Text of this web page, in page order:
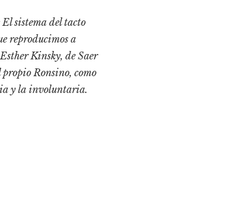
sistema del tacto
reproducimos a
Kinsky, de Saer
propio Ronsino, como
y la involuntaria.